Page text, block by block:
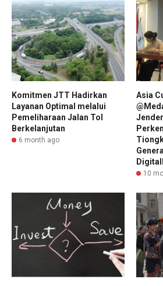
Komitmen JTT Hadirkan
Layanan Optimal melalui
Pemeliharaan Jalan Tol
Berkelanjutan
6 month ago
Asia
10